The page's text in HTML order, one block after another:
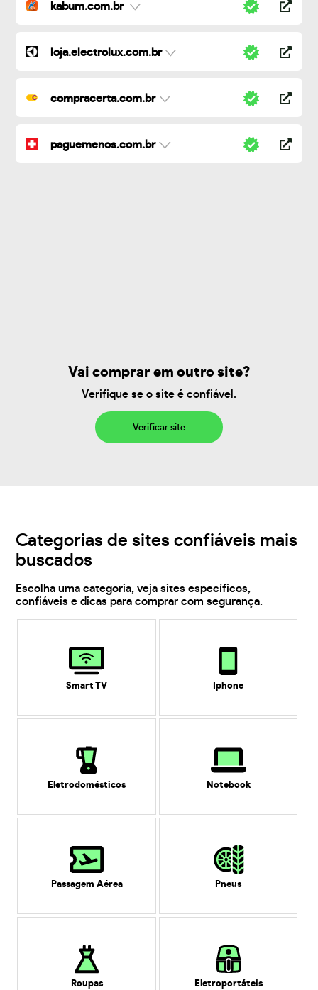
kabum.com.br
loja.electrolux.com.br
compracerta.com.br
paguemenos.com.br
Vai comprar em outro site?
Verifique se o site é confiável.
Verificar site
Categorias de sites confiáveis mais
buscados
Escolha uma categoria, veja sites específicos,
confiáveis e dicas para comprar com segurança.
Smart TV Iphone
Eletrodomésticos Notebook
Passagem Aérea Pneus
Roupas Eletroportáteis